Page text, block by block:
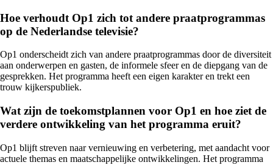
Hoe verhoudt Op1 zich tot andere praatprogrammas
op de Nederlandse televisie?
Op1 onderscheidt zich van andere praatprogrammas door de diversiteit
aan onderwerpen en gasten, de informele sfeer en de diepgang van de
gesprekken. Het programma heeft een eigen karakter en trekt een
trouw kijkerspubliek.
Wat zijn de toekomstplannen voor Op1 en hoe ziet de
verdere ontwikkeling van het programma eruit?
Op1 blijft streven naar vernieuwing en verbetering, met aandacht voor
actuele themas en maatschappelijke ontwikkelingen. Het programma